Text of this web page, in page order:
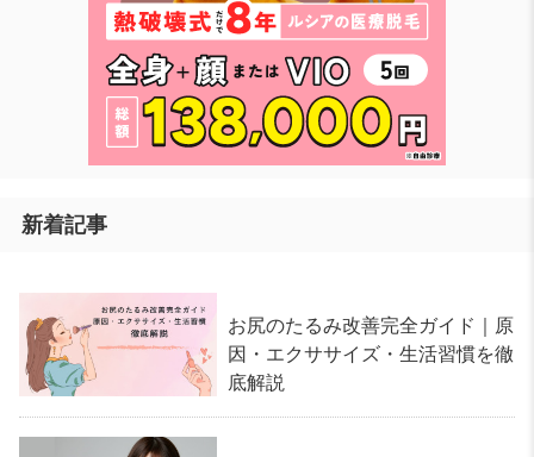
新着記事
お尻のたるみ改善完全ガイド｜原
因・エクササイズ・生活習慣を徹
底解説